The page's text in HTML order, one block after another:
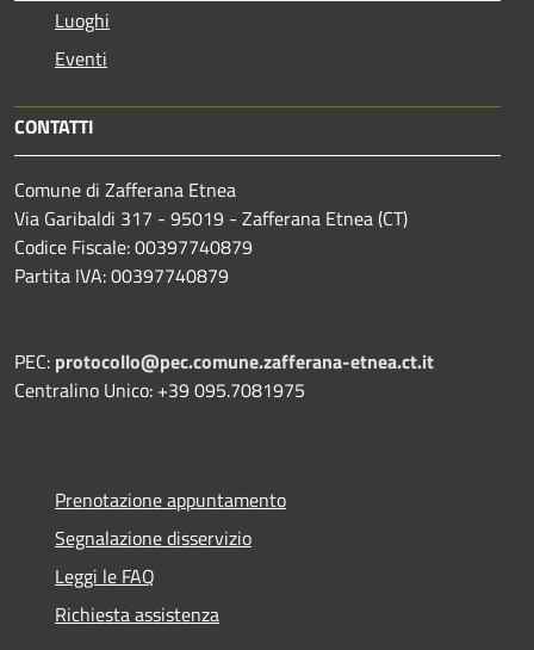
Luoghi
Eventi
CONTATTI
Comune di Zafferana Etnea
Via Garibaldi 317 - 95019 - Zafferana Etnea (CT)
Codice Fiscale: 00397740879
Partita IVA: 00397740879
PEC: protocollo@pec.comune.zafferana-etnea.ct.it
Centralino Unico: +39 095.7081975
Prenotazione appuntamento
Segnalazione disservizio
Leggi le FAQ
Richiesta assistenza